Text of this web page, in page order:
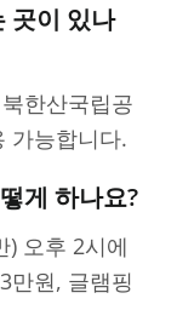
곳이 있나
한산국립공
가능합니다.
게 하나요?
) 오후 2시에
만원, 글램핑